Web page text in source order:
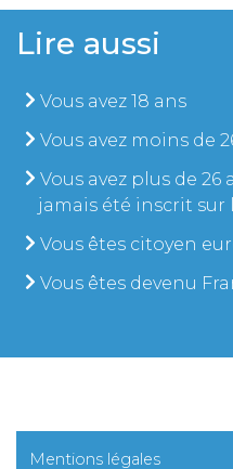
Lire aussi
Vous avez 18 ans
Vous avez moins de
Vous avez plus de 26
jamais été inscrit sur
Vous êtes citoyen
Vous êtes devenu
Mentions légales